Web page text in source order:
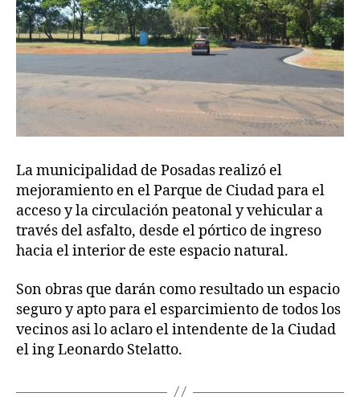
La municipalidad de Posadas realizó el
mejoramiento en el Parque de Ciudad para el
acceso y la circulación peatonal y vehicular a
través del asfalto, desde el pórtico de ingreso
hacia el interior de este espacio natural.
Son obras que darán como resultado un espacio
seguro y apto para el esparcimiento de todos los
vecinos asi lo aclaro el intendente de la Ciudad
el ing Leonardo Stelatto.